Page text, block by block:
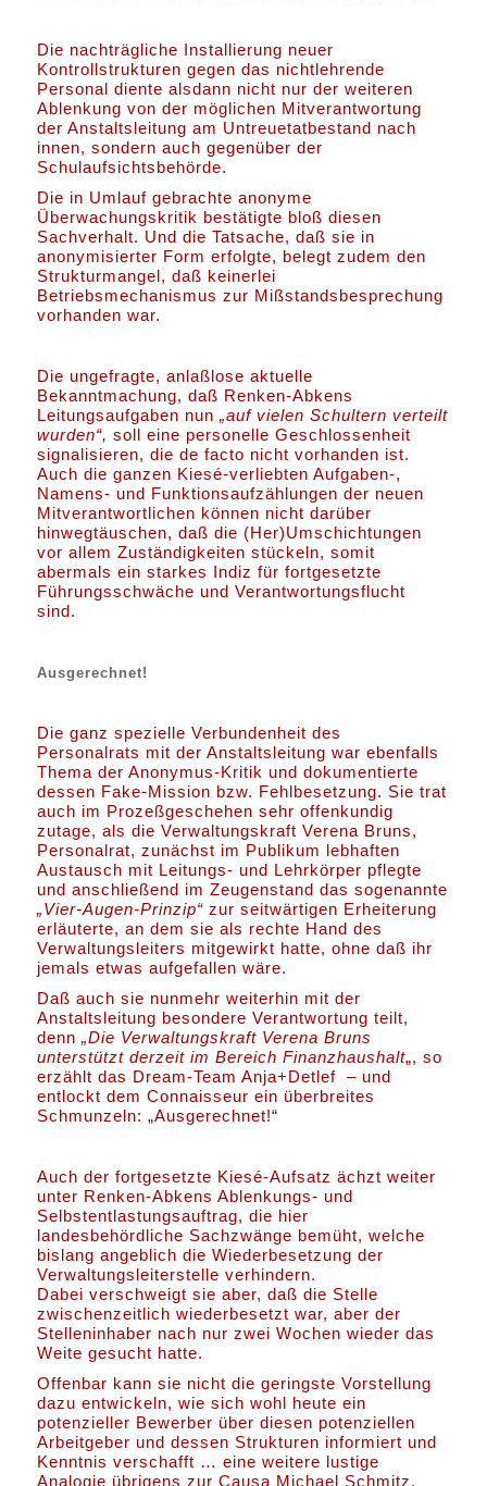
Die nachträgliche Installierung neuer
Kontrollstrukturen gegen das nichtlehrende
Personal diente alsdann nicht nur der weiteren
Ablenkung von der möglichen Mitverantwortung
der Anstaltsleitung am Untreuetatbestand nach
innen, sondern auch gegenüber der
Schulaufsichtsbehörde.
Die in Umlauf gebrachte anonyme
Überwachungskritik bestätigte bloß diesen
Sachverhalt. Und die Tatsache, daß sie in
anonymisierter Form erfolgte, belegt zudem den
Strukturmangel, daß keinerlei
Betriebsmechanismus zur Mißstandsbesprechung
vorhanden war.
Die ungefragte, anlaßlose aktuelle
Bekanntmachung, daß Renken-Abkens
Leitungsaufgaben nun„auf vielen Schultern verteilt
wurden“,soll eine personelle Geschlossenheit
signalisieren, die de facto nicht vorhanden ist.
Auch die ganzen Kiesé-verliebten Aufgaben-,
Namens- und Funktionsaufzählungen der neuen
Mitverantwortlichen können nicht darüber
hinwegtäuschen, daß die (Her)Umschichtungen
vor allem Zuständigkeiten stückeln, somit
abermals ein starkes Indiz für fortgesetzte
Führungsschwäche und Verantwortungsflucht
sind.
Ausgerechnet!
Die ganz spezielle Verbundenheit des
Personalrats mit der Anstaltsleitung war ebenfalls
Thema der Anonymus-Kritik und dokumentierte
dessen Fake-Mission bzw. Fehlbesetzung. Sie trat
auch im Prozeßgeschehen sehr offenkundig
zutage, als die Verwaltungskraft Verena Bruns,
Personalrat, zunächst im Publikum lebhaften
Austausch mit Leitungs- und Lehrkörper pflegte
und anschließend im Zeugenstand das sogenannte
„Vier-Augen-Prinzip“ zur seitwärtigen Erheiterung
erläuterte, an dem sie als rechte Hand des
Verwaltungsleiters mitgewirkt hatte, ohne daß ihr
jemals etwas aufgefallen wäre.
Daß auch sie nunmehr weiterhin mit der
Anstaltsleitung besondere Verantwortung teilt,
denn„Die Verwaltungskraft Verena Bruns
unterstützt derzeit im Bereich Finanzhaushalt„, so
erzählt das Dream-Team Anja+Detlef – und
entlockt dem Connaisseur ein überbreites
Schmunzeln: „Ausgerechnet!“
Auch der fortgesetzte Kiesé-Aufsatz ächzt weiter
unter Renken-Abkens Ablenkungs- und
Selbstentlastungsauftrag, die hier
landesbehördliche Sachzwänge bemüht, welche
bislang angeblich die Wiederbesetzung der
Verwaltungsleiterstelle verhindern.
Dabei verschweigt sie aber, daß die Stelle
zwischenzeitlich wiederbesetzt war, aber der
Stelleninhaber nach nur zwei Wochen wieder das
Weite gesucht hatte.
Offenbar kann sie nicht die geringste Vorstellung
dazu entwickeln, wie sich wohl heute ein
potenzieller Bewerber über diesen potenziellen
Arbeitgeber und dessen Strukturen informiert und
Kenntnis verschafft … eine weitere lustige
Analogie übrigens zur Causa Michael Schmitz,